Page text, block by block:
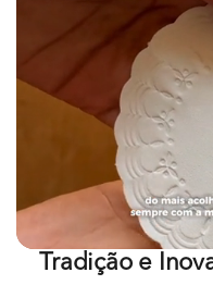
Tradição e